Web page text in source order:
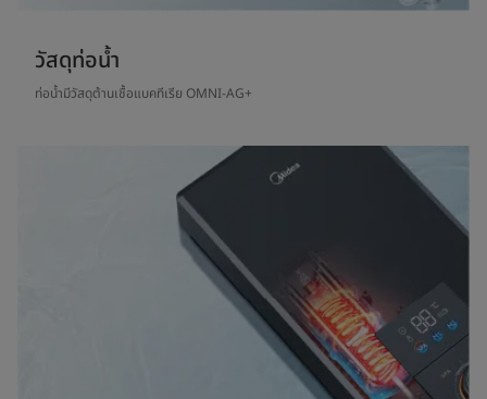
วัสดุท่อน้ำ
ท่อน้ำมีวัสดุต้านเชื้อแบคทีเรีย OMNI-AG+